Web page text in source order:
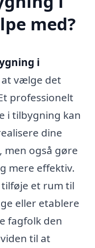
med?
i
vælge det
professionelt
i tilbygning kan
dine
men også gøre
mere effektiv.
et rum til
eller etablere
fagfolk den
til at